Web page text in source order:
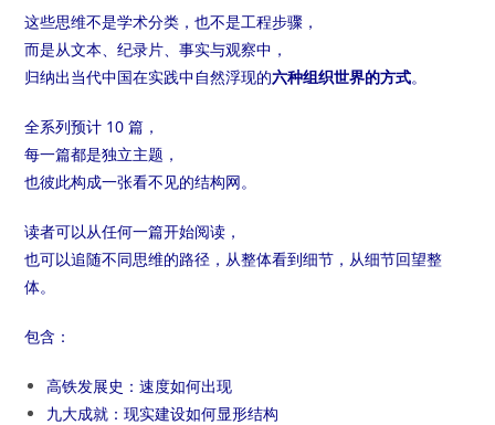
这些思维不是学术分类，也不是工程步骤，
而是从文本、纪录片、事实与观察中，
归纳出当代中国在实践中自然浮现的六种组织世界的方式。
全系列预计 10 篇，
每一篇都是独立主题，
也彼此构成一张看不见的结构网。
读者可以从任何一篇开始阅读，
也可以追随不同思维的路径，从整体看到细节，从细节回望整
体。
包含：
高铁发展史：速度如何出现
九大成就：现实建设如何显形结构